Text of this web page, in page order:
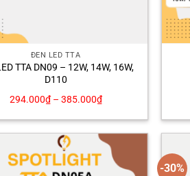
ĐÈN LED TTA
TTA DN09 – 12W, 14W, 16W,
D110
294.000₫– 385.000₫
-30%